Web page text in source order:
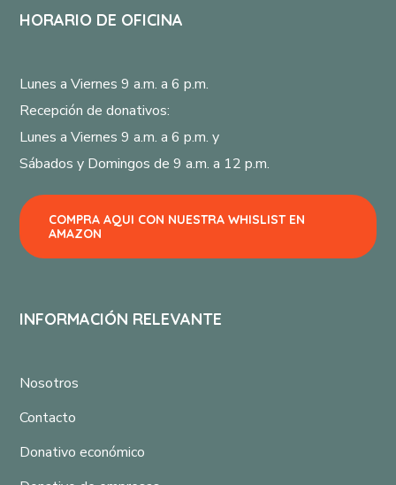
HORARIO DE OFICINA
Lunes a Viernes 9 a.m. a 6 p.m.
Recepción de donativos:
Lunes a Viernes 9 a.m. a 6 p.m. y
Sábados y Domingos de 9 a.m. a 12 p.m.
COMPRA AQUI CON NUESTRA WHISLIST EN
AMAZON
INFORMACIÓN RELEVANTE
Nosotros
Contacto
Donativo económico